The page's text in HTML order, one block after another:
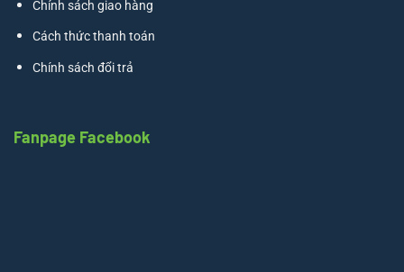
Chính sách giao hàng
Cách thức thanh toán
Chính sách đổi trả
Fanpage Facebook